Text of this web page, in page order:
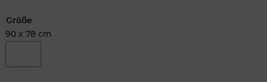
Größe
90 x 78 cm